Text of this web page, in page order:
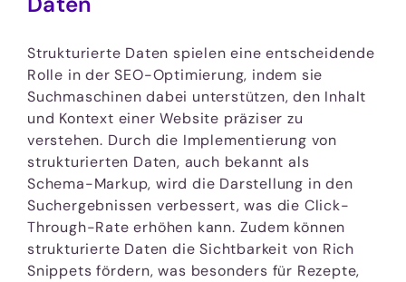
Strukturierte Daten spielen eine entscheidende
Rolle in der SEO-Optimierung, indem sie
Suchmaschinen dabei unterstützen, den Inhalt
und Kontext einer Website präziser zu
verstehen. Durch die Implementierung von
strukturierten Daten, auch bekannt als
Schema-Markup, wird die Darstellung in den
Suchergebnissen verbessert, was die Click-
Through-Rate erhöhen kann. Zudem können
strukturierte Daten die Sichtbarkeit von Rich
Snippets fördern, was besonders für Rezepte,